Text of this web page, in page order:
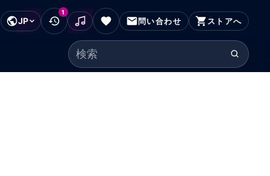
フッターにスキップ
JP
1
問い合わせ ストアへ
検索ワード